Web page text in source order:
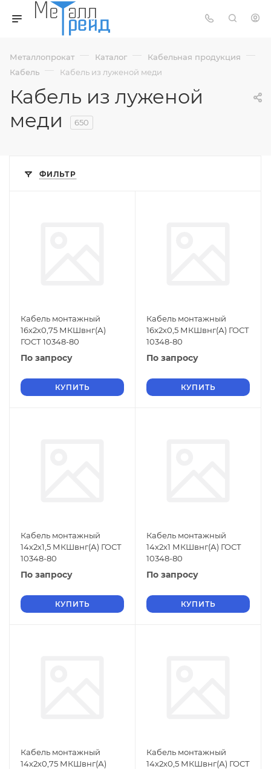
Металлопрокат — Каталог — Кабельная продукция —
Кабель — Кабель из луженой меди
Кабель из луженой
меди
650
ФИЛЬТР
Кабель монтажный
16х2х0,75 МКШвнг(А)
ГОСТ 10348-80
По запросу
КУПИТЬ
Кабель монтажный
16х2х0,5 МКШвнг(А) ГОСТ
10348-80
По запросу
КУПИТЬ
Кабель монтажный
14х2х1,5 МКШвнг(А) ГОСТ
10348-80
По запросу
КУПИТЬ
Кабель монтажный
14х2х1 МКШвнг(А) ГОСТ
10348-80
По запросу
КУПИТЬ
Кабель монтажный
14х2х0,75 МКШвнг(А)
Кабель монтажный
14х2х0,5 МКШвнг(А) ГОСТ